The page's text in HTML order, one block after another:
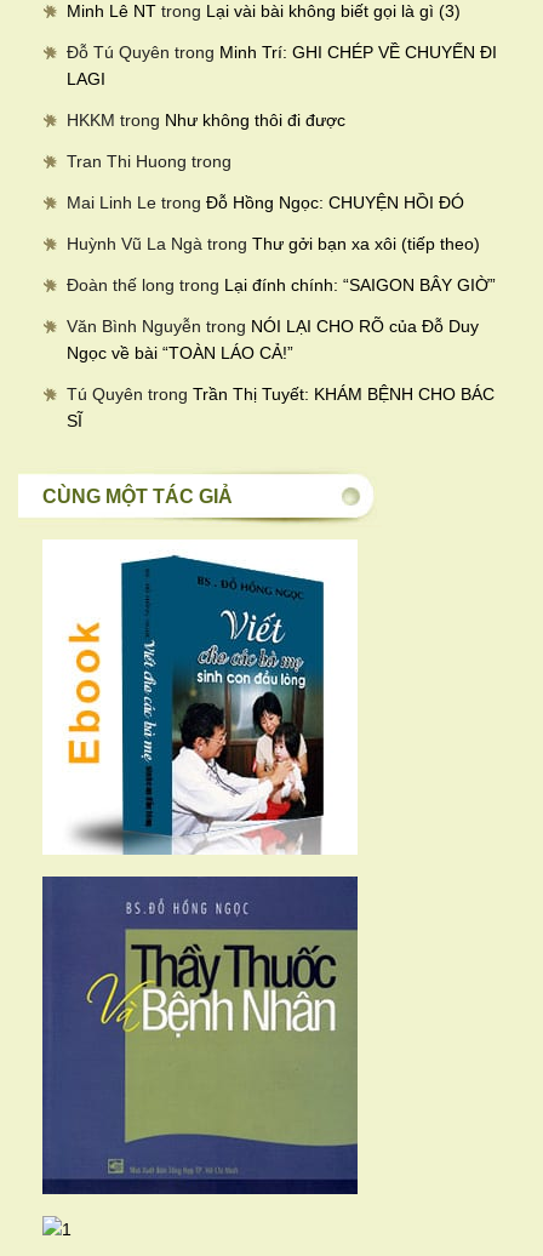
Minh Lê NT trong Lại vài bài không biết gọi là gì (3)
Đỗ Tú Quyên trong Minh Trí: GHI CHÉP VỀ CHUYẾN ĐI
LAGI
HKKM trong Như không thôi đi được
Tran Thi Huong trong
Mai Linh Le trong Đỗ Hồng Ngọc: CHUYỆN HỒI ĐÓ
Huỳnh Vũ La Ngà trong Thư gởi bạn xa xôi (tiếp theo)
Đoàn thế long trong Lại đính chính: “SAIGON BÂY GIỜ”
Văn Bình Nguyễn trong NÓI LẠI CHO RÕ của Đỗ Duy
Ngọc về bài “TOÀN LÁO CẢ!”
Tú Quyên trong Trần Thị Tuyết: KHÁM BỆNH CHO BÁC
SĨ
CÙNG MỘT TÁC GIẢ